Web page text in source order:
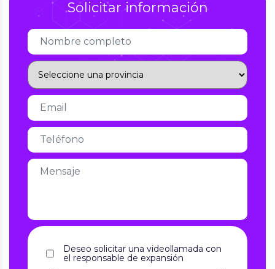
Solicitar información
Deseo solicitar una videollamada con
el responsable de expansión